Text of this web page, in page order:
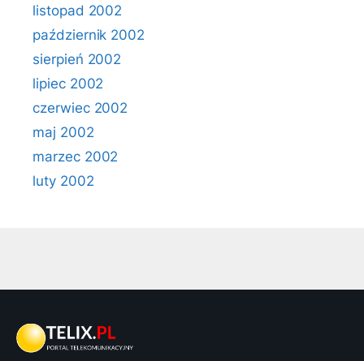
listopad 2002
październik 2002
sierpień 2002
lipiec 2002
czerwiec 2002
maj 2002
marzec 2002
luty 2002